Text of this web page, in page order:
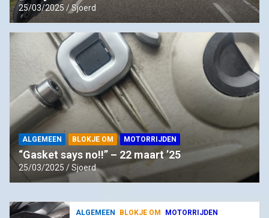
25/03/2025 Sjoerd
ALGEMEEN BLOKJE OM MOTORRIJDEN
“Gasket says no!!” – 22 maart ’25
25/03/2025 Sjoerd
ALGEMEEN BLOKJE OM MOTORRIJDEN